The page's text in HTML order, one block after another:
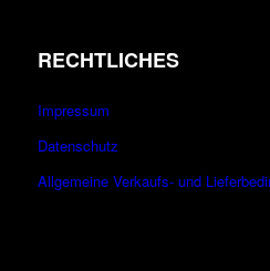
RECHTLICHES
Impressum
Datenschutz
Allgemeine Verkaufs- und